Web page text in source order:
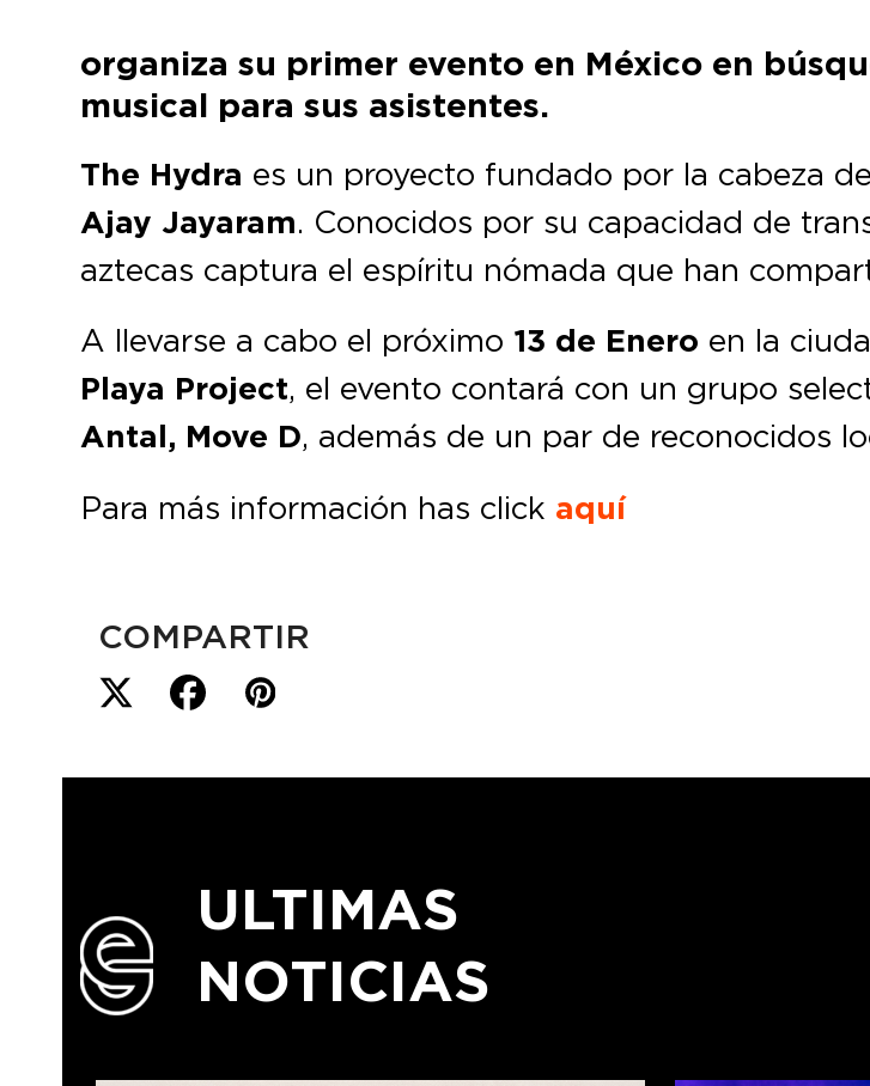
organiza su primer evento en México en
musical para sus asistentes.
The Hydra es un proyecto fundado por la cabeza
Ajay Jayaram. Conocidos por su capacidad de
aztecas captura el espíritu nómada que han
A llevarse a cabo el próximo 13 de Enero en la
Playa Project, el evento contará con un grupo
Antal, Move D, además de un par de reconocidos
Para más información has click aquí
COMPARTIR
ULTIMAS
NOTICIAS